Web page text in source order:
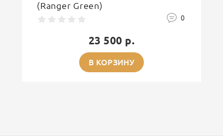
(Ranger Green)
0
23 500 р.
В КОРЗИНУ